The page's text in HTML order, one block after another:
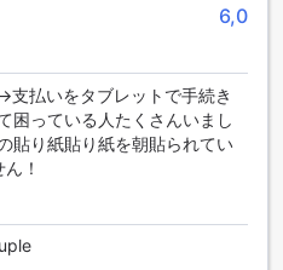
6,0
払いをタブレットで手続き
困っている人たくさんいまし
貼り紙貼り紙を朝貼られてい
！